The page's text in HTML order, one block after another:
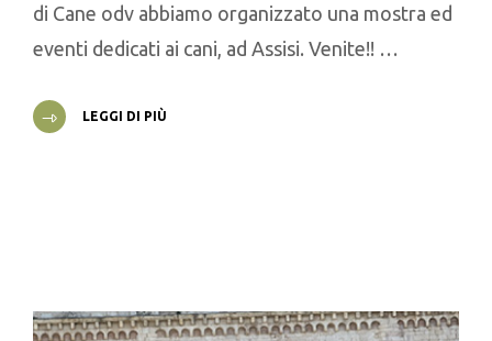
di Cane odv abbiamo organizzato una mostra ed
eventi dedicati ai cani, ad Assisi. Venite!! …
LEGGI DI PIÙ